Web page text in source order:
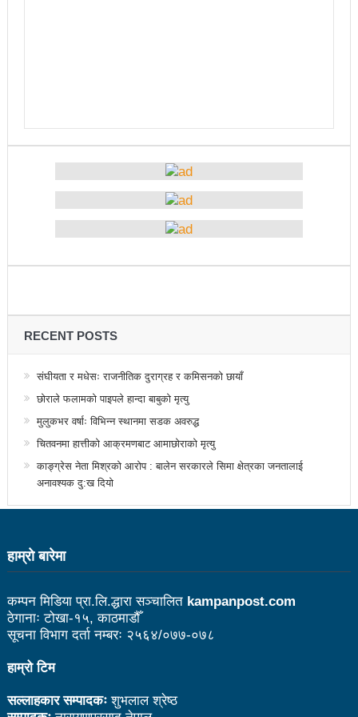
संविधानको रक्षा र कार्यान्वयनमा जनताको खबरदारी आवश्यकः
माओवादीमा जनपरिचालनका कार्यक्रमको तयारीः तीन
दुईपिपलमा बुधबार रोपाइ जात्राः कलाकारको व्यवस्थापनमा
भरतपुर महानगर युवा संजालको फुटसल : पुरुषतर्फ वडा नं. ५ र
महिलातर्फ २३ विजयी
Public governance training class for sister cities
in Indian Ocean Rim countries was successfully
launched in Kunming
दारी ग्याङ फुटसल प्रतियोगिताको टिम दर्ता फारम खुल्यो
चेपिण्डे खोलाले बगाएर ६ वर्षीय बालकको मृत्यु
नेपालको आर्थिक सामाजिक विकास नै चीनको उत्कट चाहना
RECENT POSTS
संघीयता र मधेसः राजनीतिक दुराग्रह र कमिसनको छायाँ
छोराले फलामको पाइपले हान्दा बाबुको मृत्यु
मुलुकभर वर्षाः विभिन्न स्थानमा सडक अवरुद्ध
चितवनमा हात्तीको आक्रमणबाट आमाछोराको मृत्यु
काङ्ग्रेस नेता मिश्रको आरोप : बालेन सरकारले सिमा क्षेत्रका जनतालाई
अनावश्यक दु:ख दियो
हाम्राे बारेमा
कम्पन मिडिया प्रा.लि.द्धारा सञ्चालित kampanpost.com
ठेगानाः टोखा-१५, काठमाडौँ
सूचना विभाग दर्ता नम्बरः २५६४/०७७-०७८
हाम्रो टिम
सल्लाहकार सम्पादकःशुभलाल श्रेष्ठ